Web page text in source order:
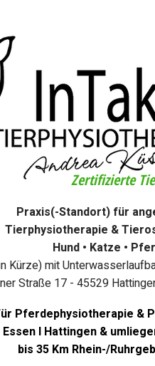
Praxis(-Standort) für
Tierphysiotherapie &
Hund • Katze •
Kürze) mit
Straße 17 - 45529
Pferdephysiotherapie &
Essen I Hattingen &
bis 35 Km Rhein-/
Zertifizierte